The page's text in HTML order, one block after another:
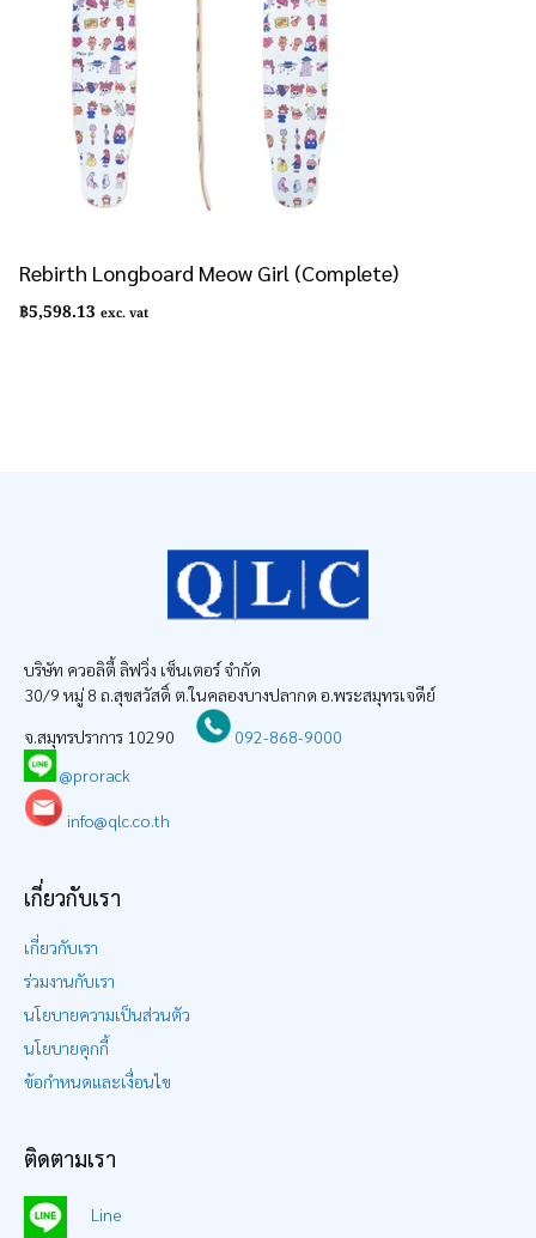
Rebirth Longboard Meow Girl (Complete)
฿5,598.13 exc. vat
บริษัท ควอลิตี้ ลิฟวิ่ง เซ็นเตอร์ จำกัด
30/9 หมู่ 8 ถ.สุขสวัสดิ์ ต.ในคลองบางปลากด อ.พระสมุทรเจดีย์
จ.สมุทรปราการ 10290
092-868-9000
@prorack
info@qlc.co.th
เกี่ยวกับเรา
เกี่ยวกับเรา
ร่วมงานกับเรา
นโยบายความเป็นส่วนตัว
นโยบายคุกกี้
ข้อกำหนดและเงื่อนไข
ติดตามเรา
Line